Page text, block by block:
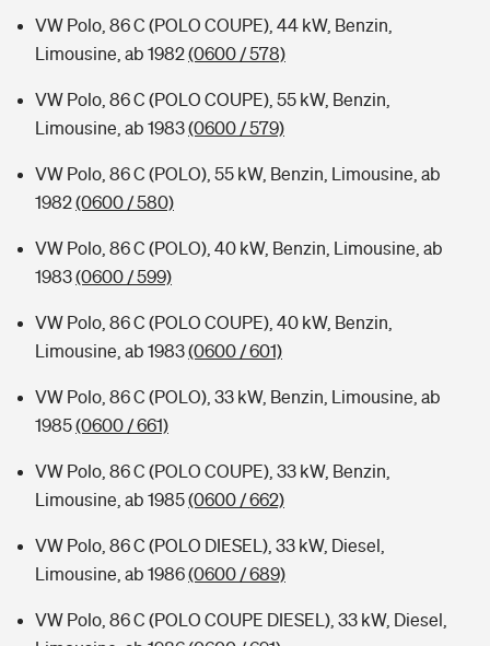
VW Polo, 86 C (POLO COUPE), 44 kW, Benzin,
Limousine, ab 1982(0600 / 578)
VW Polo, 86 C (POLO COUPE), 55 kW, Benzin,
Limousine, ab 1983(0600 / 579)
VW Polo, 86 C (POLO), 55 kW, Benzin, Limousine, ab
1982(0600 / 580)
VW Polo, 86 C (POLO), 40 kW, Benzin, Limousine, ab
1983(0600 / 599)
VW Polo, 86 C (POLO COUPE), 40 kW, Benzin,
Limousine, ab 1983(0600 / 601)
VW Polo, 86 C (POLO), 33 kW, Benzin, Limousine, ab
1985(0600 / 661)
VW Polo, 86 C (POLO COUPE), 33 kW, Benzin,
Limousine, ab 1985(0600 / 662)
VW Polo, 86 C (POLO DIESEL), 33 kW, Diesel,
Limousine, ab 1986(0600 / 689)
VW Polo, 86 C (POLO COUPE DIESEL), 33 kW, Diesel,